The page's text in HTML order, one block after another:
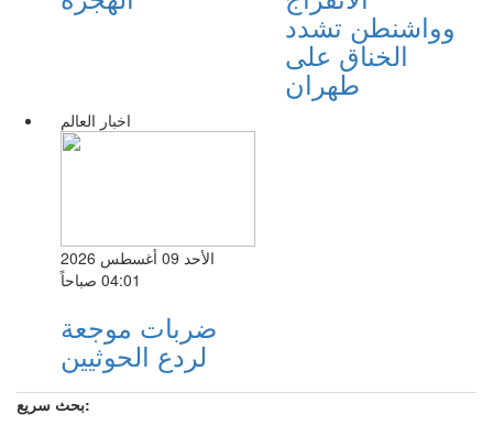
وواشنطن تشدد
الخناق على
طهران
اخبار العالم
الأحد 09 أغسطس 2026
04:01 صباحاً
ضربات موجعة
لردع الحوثيين
بحث سريع: